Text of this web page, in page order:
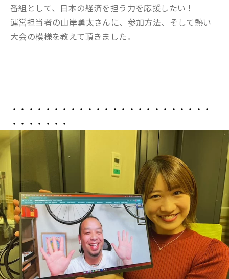
番組として、日本の経済を担う力を応援したい！
運営担当者の山岸勇太さんに、参加方法、そして熱い
大会の模様を教えて頂きました。
・・・・・・・・・・・・・・・・・・・・・・・・
・・・・・・・